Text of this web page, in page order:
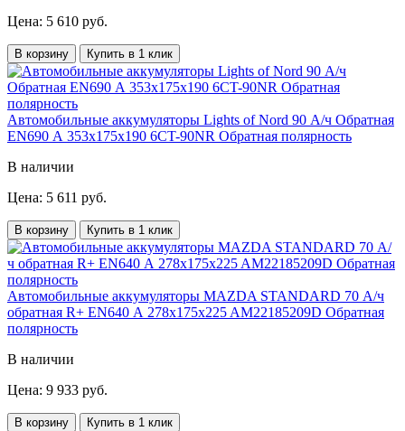
Цена: 5 610 руб.
В корзину Купить в 1 клик
Автомобильные аккумуляторы Lights of Nord 90 А/ч Обратная
EN690 А 353x175x190 6CT-90NR Обратная полярность
В наличии
Цена: 5 611 руб.
В корзину Купить в 1 клик
Автомобильные аккумуляторы MAZDA STANDARD 70 А/ч
обратная R+ EN640 А 278x175x225 AM22185209D Обратная
полярность
В наличии
Цена: 9 933 руб.
В корзину Купить в 1 клик